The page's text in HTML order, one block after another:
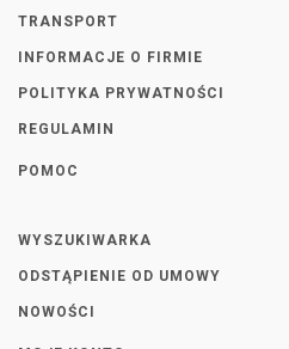
TRANSPORT
INFORMACJE O FIRMIE
POLITYKA PRYWATNOŚCI
REGULAMIN
POMOC
WYSZUKIWARKA
ODSTĄPIENIE OD UMOWY
NOWOŚCI